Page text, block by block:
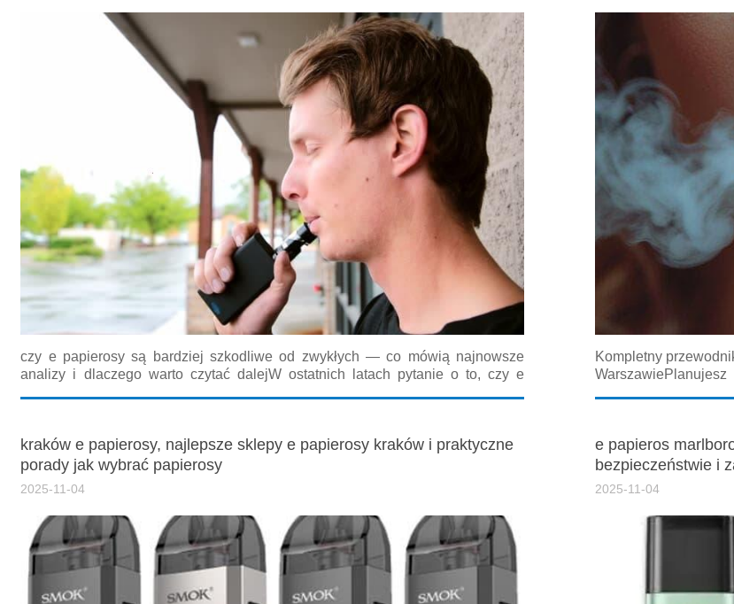
czy e papierosy są bardziej szkodliwe od zwykłych — co mówią najnowsze
analizy i dlaczego warto czytać dalejW ostatnich latach pytanie o to, czy e
Kompletny
kraków e papierosy, najlepsze sklepy e papierosy kraków i praktyczne
porady jak wybrać papierosy
2025-11-04
e papieros
bezpieczeństwie i
2025-11-04